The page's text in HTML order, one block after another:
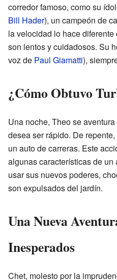
corredor famoso, como su
Bill Hader), un campeón de
la velocidad lo hace
son lentos y cuidadosos. Su
voz de Paul Giamatti),
¿Cómo Obtuvo
Una noche, Theo se
desea ser rápido. De
un auto de carreras. Este
algunas características de
usar sus nuevos poderes,
son expulsados del jardín.
Una Nueva
Inesperados
Chet, molesto por la